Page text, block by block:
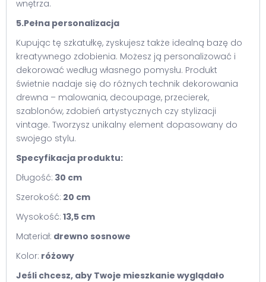
wnętrza.
5.Pełna personalizacja
Kupując tę szkatułkę, zyskujesz także idealną bazę do
kreatywnego zdobienia. Możesz ją personalizować i
dekorować według własnego pomysłu. Produkt
świetnie nadaje się do różnych technik dekorowania
drewna – malowania, decoupage, przecierek,
szablonów, zdobień artystycznych czy stylizacji
vintage. Tworzysz unikalny element dopasowany do
swojego stylu.
Specyfikacja produktu:
Długość: 30 cm
Szerokość: 20 cm
Wysokość: 13,5 cm
Materiał: drewno sosnowe
Kolor: różowy
Jeśli chcesz, aby Twoje mieszkanie wyglądało